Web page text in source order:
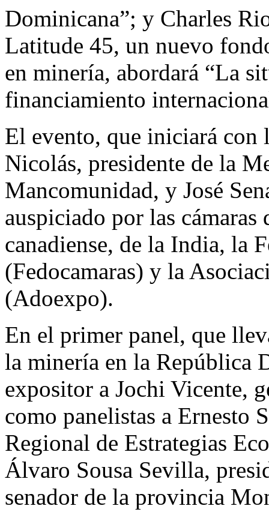
Dominicana”; y Charles
Latitude 45, un nuevo
en minería, abordará “La
financiamiento
El evento, que iniciará con
Nicolás, presidente de la
Mancomunidad, y José
auspiciado por las
canadiense, de la India, la
(Fedocamaras) y la
(Adoexpo).
En el primer panel, que
la minería en la República
expositor a Jochi Vicente,
como panelistas a Ernesto
Regional de Estrategias
Álvaro Sousa Sevilla,
senador de la provincia